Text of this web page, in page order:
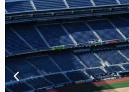
TOUR DE